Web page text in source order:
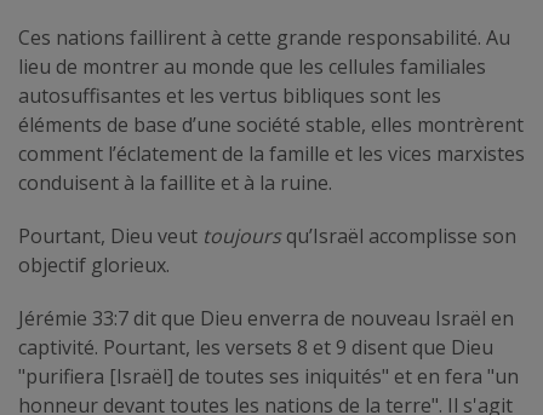
Ces nations faillirent à cette grande responsabilité. Au
lieu de montrer au monde que les cellules familiales
autosuffisantes et les vertus bibliques sont les
éléments de base d’une société stable, elles montrèrent
comment l’éclatement de la famille et les vices marxistes
conduisent à la faillite et à la ruine.
Pourtant, Dieu veut toujoursqu’Israël accomplisse son
objectif glorieux.
Jérémie 33:7 dit que Dieu enverra de nouveau Israël en
captivité. Pourtant, les versets 8 et 9 disent que Dieu
"purifiera [Israël] de toutes ses iniquités" et en fera "un
honneur devant toutes les nations de la terre". Il s'agit